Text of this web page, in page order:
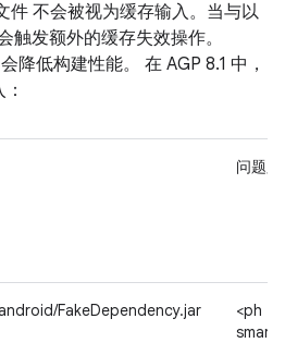
件 不会被视为缓存输入。当与以
触发额外的缓存失效操作。
降低构建性能。 在 AGP 8.1 中，
问题
android/FakeDependency.jar
<ph